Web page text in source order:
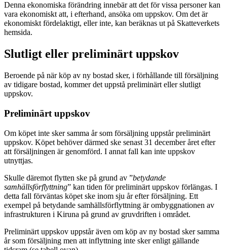
Denna ekonomiska förändring innebär att det för vissa personer kan
vara ekonomiskt att, i efterhand, ansöka om uppskov. Om det är
ekonomiskt fördelaktigt, eller inte, kan beräknas ut på Skatteverkets
hemsida.
Slutligt eller preliminärt uppskov
Beroende på när köp av ny bostad sker, i förhållande till försäljning
av tidigare bostad, kommer det uppstå preliminärt eller slutligt
uppskov.
Preliminärt uppskov
Om köpet inte sker samma år som försäljning uppstår preliminärt
uppskov. Köpet behöver därmed ske senast 31 december året efter
att försäljningen är genomförd. I annat fall kan inte uppskov
utnyttjas.
Skulle däremot flytten ske på grund av ”betydande
samhällsförflyttning” kan tiden för preliminärt uppskov förlängas. I
detta fall förväntas köpet ske inom sju år efter försäljning. Ett
exempel på betydande samhällsförflyttning är ombyggnationen av
infrastrukturen i Kiruna på grund av gruvdriften i området.
Preliminärt uppskov uppstår även om köp av ny bostad sker samma
år som försäljning men att inflyttning inte sker enligt gällande